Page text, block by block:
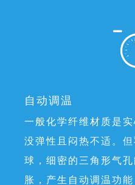
自动调温
一般化学纤维材质是
没弹性且闷热不适。
球，细密的三角形气
胀，产生自动调温功